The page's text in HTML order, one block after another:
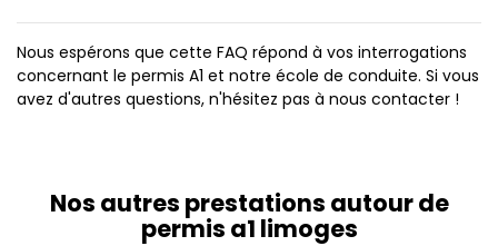
Nous espérons que cette FAQ répond à vos interrogations
concernant le permis A1 et notre école de conduite. Si vous
avez d'autres questions, n'hésitez pas à nous contacter !
Nos autres prestations autour de
permis a1 limoges